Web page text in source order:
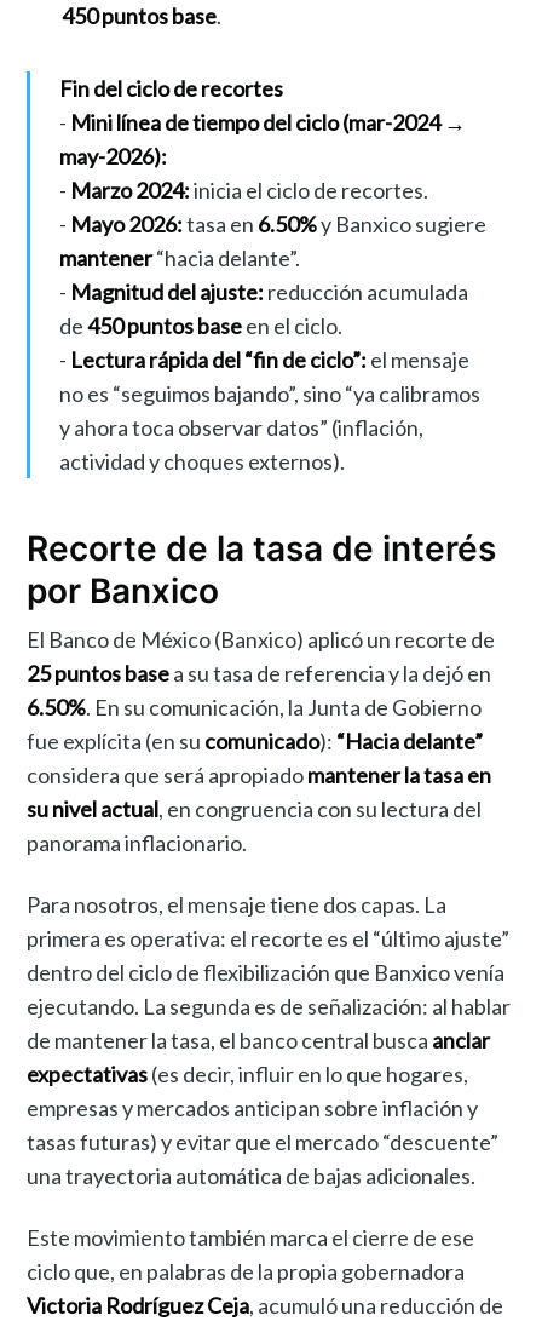
450 puntos base.
Fin del ciclo de recortes
- Mini línea de tiempo del ciclo (mar-2024 →
may-2026):
- Marzo 2024:inicia el ciclo de recortes.
- Mayo 2026:tasa en 6.50%y Banxico sugiere
mantener“hacia delante”.
- Magnitud del ajuste: reducción acumulada
de450 puntos baseen el ciclo.
- Lectura rápida del “fin de ciclo”: el mensaje
no es “seguimos bajando”, sino “ya calibramos
y ahora toca observar datos” (inflación,
actividad y choques externos).
Recorte de la tasa de interés
por Banxico
El Banco de México (Banxico) aplicó un recorte de
25 puntos basea su tasa de referencia y la dejó en
6.50%. En su comunicación, la Junta de Gobierno
fue explícita (en su comunicado): “Hacia delante”
considera que será apropiadomantener la tasa en
su nivel actual, en congruencia con su lectura del
panorama inflacionario.
Para nosotros, el mensaje tiene dos capas. La
primera es operativa: el recorte es el “último ajuste”
dentro del ciclo de flexibilización que Banxico venía
ejecutando. La segunda es de señalización: al hablar
de mantener la tasa, el banco central busca anclar
expectativas(es decir, influir en lo que hogares,
empresas y mercados anticipan sobre inflación y
tasas futuras) y evitar que el mercado “descuente”
una trayectoria automática de bajas adicionales.
Este movimiento también marca el cierre de ese
ciclo que, en palabras de la propia gobernadora
Victoria Rodríguez Ceja, acumuló una reducción de